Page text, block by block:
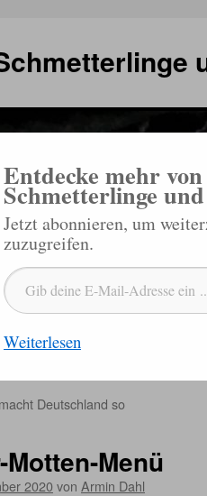
Deutschland so
Menü
2020 von Armin Dahl
Entdecke mehr
Schmetterlinge
Jetzt abonnieren, um
zuzugreifen.
Gib deine E-Mail-Adresse ein ...
Weiterlesen